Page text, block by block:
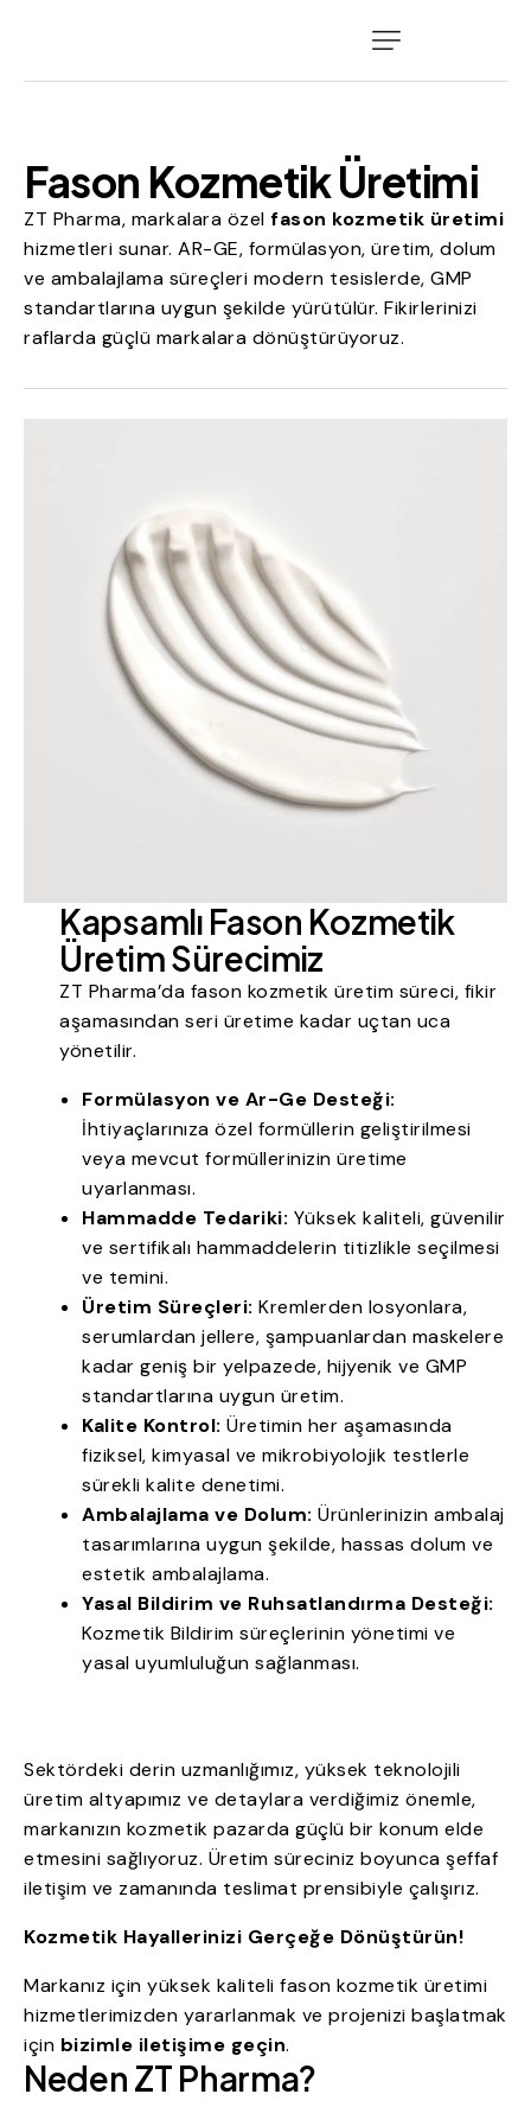
Fason Kozmetik Üretimi
ZT Pharma, markalara özel fason kozmetik üretimi
hizmetleri sunar. AR-GE, formülasyon, üretim, dolum
ve ambalajlama süreçleri modern tesislerde, GMP
standartlarına uygun şekilde yürütülür. Fikirlerinizi
raflarda güçlü markalara dönüştürüyoruz.
Kapsamlı Fason Kozmetik
Üretim Sürecimiz
ZT Pharma’da fason kozmetik üretim süreci, fikir
aşamasından seri üretime kadar uçtan uca
yönetilir.
Formülasyon ve Ar-Ge Desteği:
İhtiyaçlarınıza özel formüllerin geliştirilmesi
veya mevcut formüllerinizin üretime
uyarlanması.
Hammadde Tedariki: Yüksek kaliteli, güvenilir
ve sertifikalı hammaddelerin titizlikle seçilmesi
ve temini.
Üretim Süreçleri: Kremlerden losyonlara,
serumlardan jellere, şampuanlardan maskelere
kadar geniş bir yelpazede, hijyenik ve GMP
standartlarına uygun üretim.
Kalite Kontrol: Üretimin her aşamasında
fiziksel, kimyasal ve mikrobiyolojik testlerle
sürekli kalite denetimi.
Ambalajlama ve Dolum: Ürünlerinizin ambalaj
tasarımlarına uygun şekilde, hassas dolum ve
estetik ambalajlama.
Yasal Bildirim ve Ruhsatlandırma Desteği:
Kozmetik Bildirim süreçlerinin yönetimi ve
yasal uyumluluğun sağlanması.
Sektördeki derin uzmanlığımız, yüksek teknolojili
üretim altyapımız ve detaylara verdiğimiz önemle,
markanızın kozmetik pazarda güçlü bir konum elde
etmesini sağlıyoruz. Üretim süreciniz boyunca şeffaf
iletişim ve zamanında teslimat prensibiyle çalışırız.
Kozmetik Hayallerinizi Gerçeğe Dönüştürün!
Markanız için yüksek kaliteli fason kozmetik üretimi
hizmetlerimizden yararlanmak ve projenizi başlatmak
için bizimle iletişime geçin.
Neden ZT Pharma?